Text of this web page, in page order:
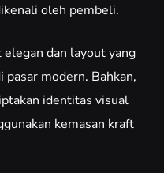
oleh pembeli.
dan layout yang
modern. Bahkan,
identitas visual
kemasan kraft